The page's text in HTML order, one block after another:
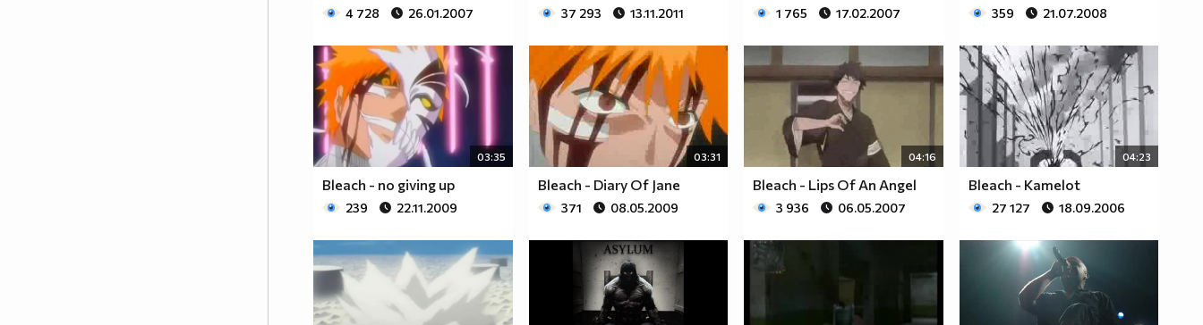
4 728 26.01.2007 37 293 13.11.2011 1 765 17.02.2007 359 21.07.2008
03:35
Bleach - no giving up
239 22.11.2009
03:31
Bleach - Diary Of Jane
371 08.05.2009
04:16
Bleach - Lips Of An Angel
3 936 06.05.2007
04:23
Bleach - Kamelot
27 127 18.09.2006